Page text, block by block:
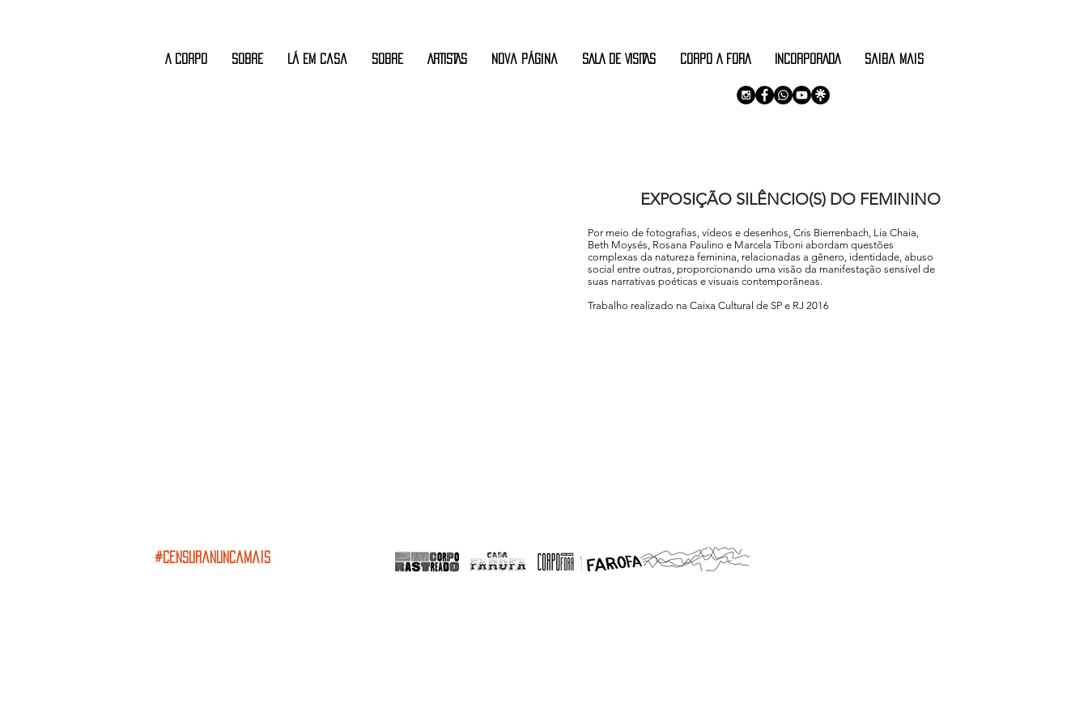
A CORPO Sobre Lá em Casa Sobre ARTISTAS Nova página SALA DE VISITAS CORPO A FORA INCORPORADA saiba mais
EXPOSIÇÃO SILÊNCIO(S) DO FEMININO
Por meio de fotografias, vídeos e desenhos, Cris Bierrenbach, Lia Chaia,
Beth Moysés, Rosana Paulino e Marcela Tiboni abordam questões
complexas da natureza feminina, relacionadas a gênero, identidade, abuso
social entre outras, proporcionando uma visão da manifestação sensível de
suas narrativas poéticas e visuais contemporâneas.
Trabalho realizado na Caixa Cultural de SP e RJ 2016
#censuranuncamais